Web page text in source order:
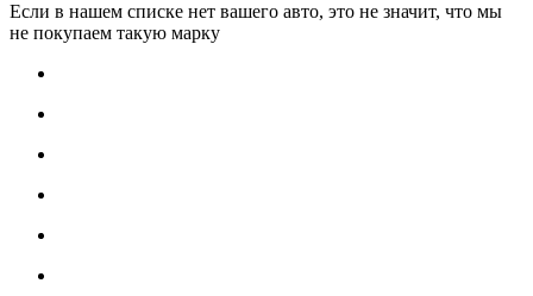
Если в нашем списке нет вашего авто, это не значит, что мы
не покупаем такую марку